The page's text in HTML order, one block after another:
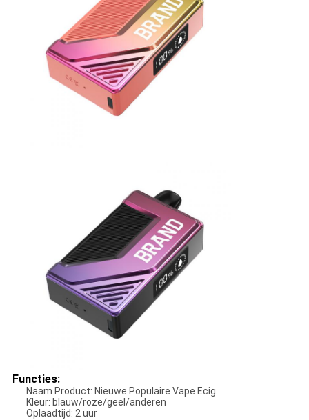
Functies:
Naam Product: Nieuwe Populaire Vape Ecig
Kleur: blauw/roze/geel/anderen
Oplaadtijd: 2 uur